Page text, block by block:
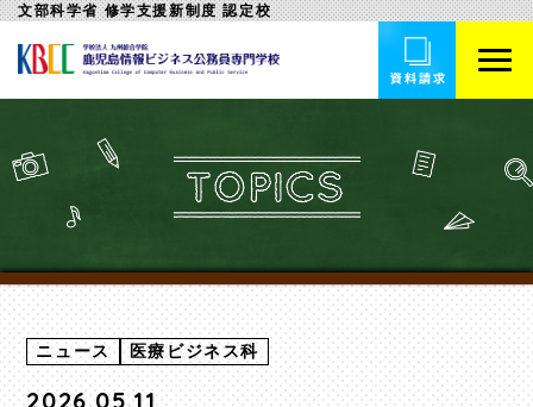
文部科学省 修学支援新制度 認定校
ニュース 医療ビジネス科
2026.05.11